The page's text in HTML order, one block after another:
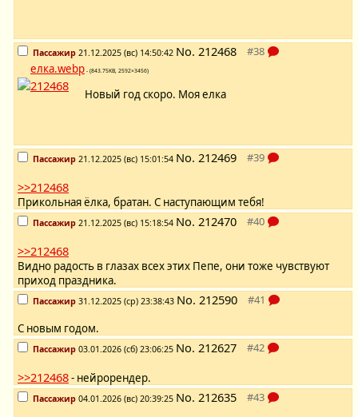
Пассажир 21.12.2025 (вс) 14:50:42 No. 212468
елка.webp - (843.75KB, 2592×3456)
Новый год скоро. Моя елка
Пассажир 21.12.2025 (вс) 15:01:54 No. 212469
>>212468
Прикольная ёлка, братан. С наступающим тебя!
Пассажир 21.12.2025 (вс) 15:18:54 No. 212470
>>212468
Видно радость в глазах всех этих Пепе, они тоже чувствуют
приход праздника.
Пассажир 31.12.2025 (ср) 23:38:43 No. 212590
С новым годом.
Пассажир 03.01.2026 (сб) 23:06:25 No. 212627
>>212468- нейрорендер.
Пассажир 04.01.2026 (вс) 20:39:25 No. 212635